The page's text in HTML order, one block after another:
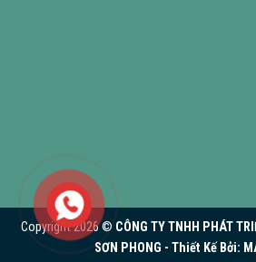
Copyright 2026 © CÔNG TY TNHH PHÁT
SƠN PHONG - Thiết Kế Bởi: